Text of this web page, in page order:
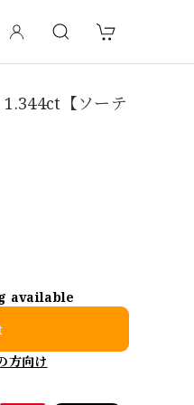
【ソーテ
available
方向け